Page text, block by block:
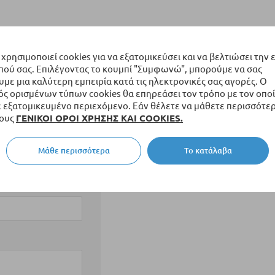
cookies για να εξατομικεύσει και να βελτιώσει την
σας. Επιλέγοντας το κουμπί "Συμφωνώ", μπορούμε να σας
μια καλύτερη εμπειρία κατά τις ηλεκτρονικές σας αγορές. Ο
ορισμένων τύπων cookies θα επηρεάσει τον τρόπο με τον
περιεχόμενο. Εάν θέλετε να μάθετε
ΓΕΝΙΚΟΙ ΟΡΟΙ ΧΡΗΣΗΣ ΚΑΙ COOKIES.
Το κατάλαβα
Μάθε περισσότερα